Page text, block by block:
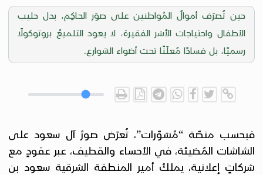
حين تُصرَف أموالُ المُواطنين على صوَر الحاكِم، بدل حليب
الأطفال واحتياجات الأُسَر الفقيرة، لا يعود التلميعُ بروتوكولًا
رسميًا، بل فسادًا مُعلَنًا تحت أضواء الشوارع.
فبحسب منصّة “مُسَوّرات”، تُعرَض صورُ آل سعود على
الشاشات المُضيئة، في الأحساء والقطيف، عبر عقودٍ مع
شركاتٍ إعلانية، يملكُ أمير المنطقة الشرقية سعود بن